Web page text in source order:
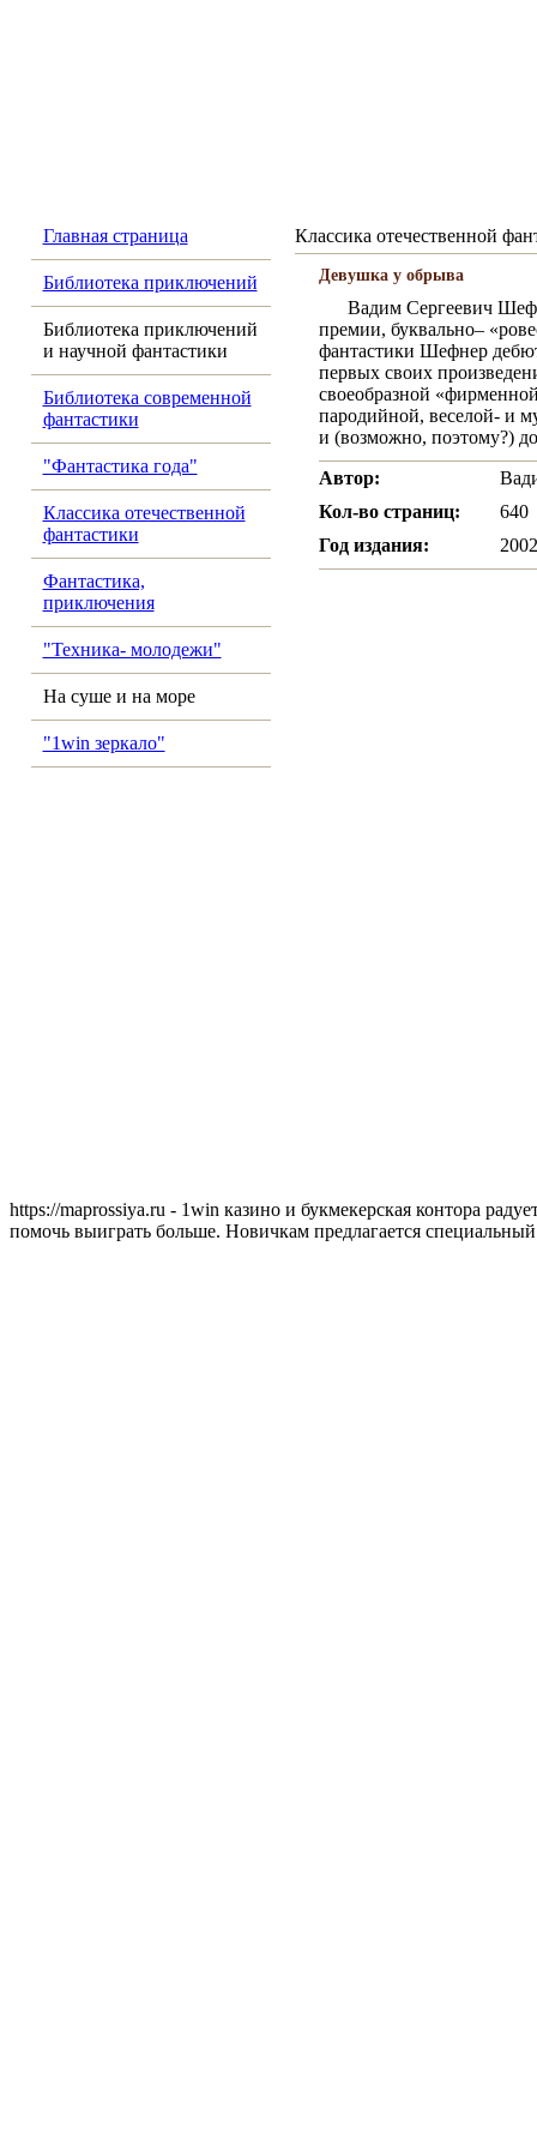
Главная страница
Библиотека приключений
Библиотека приключений
и научной фантастики
Библиотека современной
фантастики
"Фантастика года"
Классика отечественной
фантастики
Фантастика,
приключения
"Техника- молодежи"
На суше и на море
"1win зеркало"
Классика отечественной
Девушка у обрыва
Вадим Сергеевич
премии, буквально–
фантастики Шефнер
первых своих
своеобразной
пародийной, веселой- и
и (возможно, поэтому?)
Автор:
Кол-во страниц:
640
Год издания:
2002
https://maprossiya.ru - 1win казино и букмекерская контора
помочь выиграть больше. Новичкам предлагается